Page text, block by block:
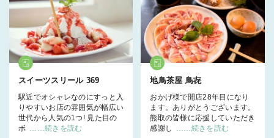
スイーツスリール 369
駅近でオシャレなのにすっと入
りやすいお店の雰囲気が幅広い
世代から人気の1つ! 見た目の
ボ
……続きを読む
地鳥茶屋 鳥㐂
おかげ様で開店28年目になり
ます。ありがとうございます。
熊取の皆様に応援していただき
感謝し
……続きを読む